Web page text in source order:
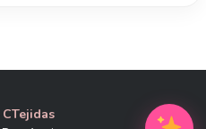
CTejidas